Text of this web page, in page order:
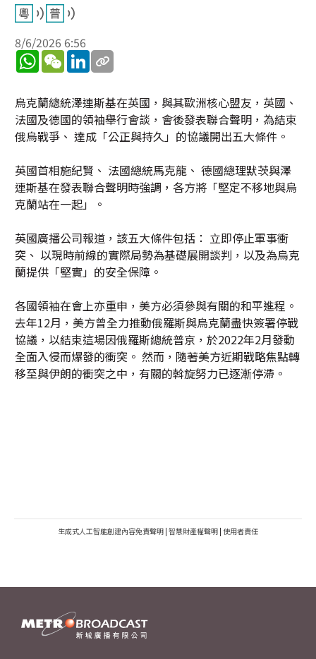
8/6/2026 6:56
WhatsApp
WeChatLinkedIn
烏克蘭總統澤連斯基在英國，與其歐洲核心盟友，英國、
法國及德國的領袖舉行會談，會後發表聯合聲明，為結束
俄烏戰爭、 達成「公正與持久」的協議開出五大條件。
英國首相施紀賢、 法國總統馬克龍、 德國總理默茨與澤
連斯基在發表聯合聲明時強調，各方將「堅定不移地與烏
克蘭站在一起」。
英國廣播公司報道，該五大條件包括： 立即停止軍事衝
突、 以現時前線的實際局勢為基礎展開談判，以及為烏克
蘭提供「堅實」的安全保障。
各國領袖在會上亦重申，美方必須參與有關的和平進程。
去年12月，美方曾全力推動俄羅斯與烏克蘭盡快簽署停戰
協議，以結束這場因俄羅斯總統普京，於2022年2月發動
全面入侵而爆發的衝突。 然而，隨著美方近期戰略焦點轉
移至與伊朗的衝突之中，有關的斡旋努力已逐漸停滯。
生成式人工智能創建內容免責聲明 | 智慧財產權聲明 | 使用者責任